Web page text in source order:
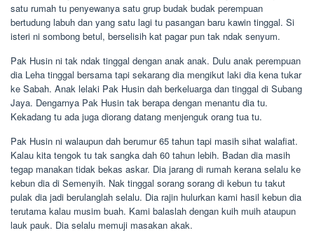
satu rumah tu penyewanya satu grup budak budak perempuan
bertudung labuh dan yang satu lagi tu pasangan baru kawin tinggal. Si
isteri ni sombong betul, berselisih kat pagar pun tak ndak senyum.
Pak Husin ni tak ndak tinggal dengan anak anak. Dulu anak perempuan
dia Leha tinggal bersama tapi sekarang dia mengikut laki dia kena tukar
ke Sabah. Anak lelaki Pak Husin dah berkeluarga dan tinggal di Subang
Jaya. Dengarnya Pak Husin tak berapa dengan menantu dia tu.
Kekadang tu ada juga diorang datang menjenguk orang tua tu.
Pak Husin ni walaupun dah berumur 65 tahun tapi masih sihat walafiat.
Kalau kita tengok tu tak sangka dah 60 tahun lebih. Badan dia masih
tegap manakan tidak bekas askar. Dia jarang di rumah kerana selalu ke
kebun dia di Semenyih. Nak tinggal sorang sorang di kebun tu takut
pulak dia jadi berulanglah selalu. Dia rajin hulurkan kami hasil kebun dia
terutama kalau musim buah. Kami balaslah dengan kuih muih ataupun
lauk pauk. Dia selalu memuji masakan akak.